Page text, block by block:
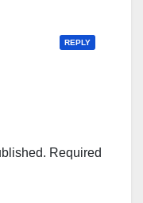
REPLY
Required